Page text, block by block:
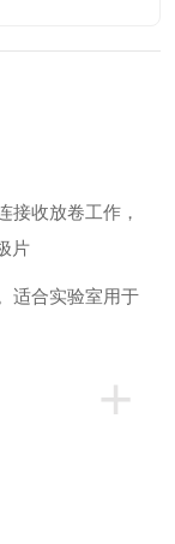
接收放卷工作，
片
适合实验室用于
+